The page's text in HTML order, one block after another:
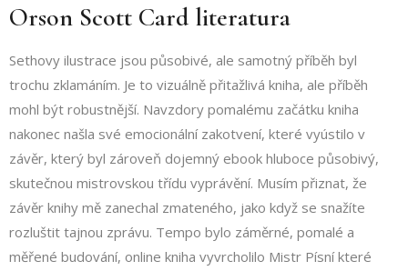
Orson Scott Card literatura
Sethovy ilustrace jsou působivé, ale samotný příběh byl
trochu zklamáním. Je to vizuálně přitažlivá kniha, ale příběh
mohl být robustnější. Navzdory pomalému začátku kniha
nakonec našla své emocionální zakotvení, které vyústilo v
závěr, který byl zároveň dojemný ebook hluboce působivý,
skutečnou mistrovskou třídu vyprávění. Musím přiznat, že
závěr knihy mě zanechal zmateného, jako když se snažíte
rozluštit tajnou zprávu. Tempo bylo záměrné, pomalé a
měřené budování, online kniha vyvrcholilo Mistr Písní které